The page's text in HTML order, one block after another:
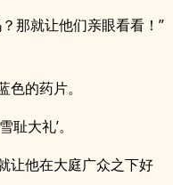
那就让他们亲眼看看！”
的药片。
大礼’。
让他在大庭广众之下好